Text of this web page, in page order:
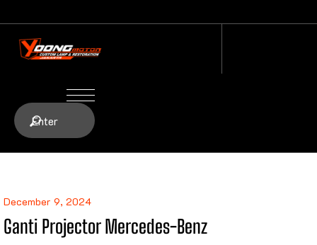
December 9, 2024
Ganti Projector Mercedes-Benz